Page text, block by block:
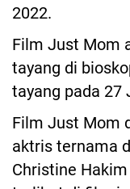
2022.
Film Just Mom
tayang di
tayang pada 27
Film Just Mom
aktris ternama
Christine